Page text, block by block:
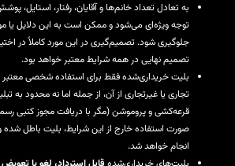
به تعادل تعداد خانم‌ها و آقایان، رفتار، استایل،
توجه ویژه‌ای می‌شود و ممکن است به این دلایل یا
جلوگیری شود. تصمیم‌گیری در این مورد کاملاً در
تصمیم نهایی در همه شرایط معتبر خواهد بود.
بلیت خریداری‌شده فقط برای استفاده شخصی
تجاری یا غیرتجاری از آن، از جمله اما نه محدود به
قرعه‌کشی و پروموشن (مگر با دریافت مجوز کتبی
صورت استفاده خارج از این شرایط، بلیت باطل شده و
انجام خواهد شد.